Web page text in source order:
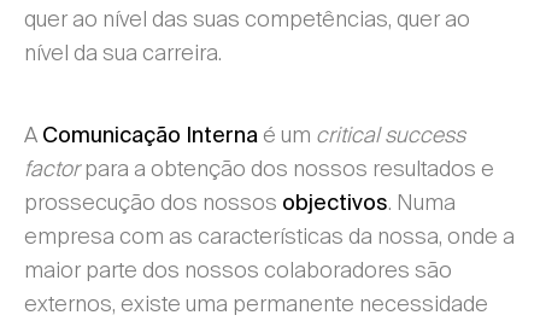
quer ao nível das suas competências, quer ao
nível da sua carreira.
A Comunicação Interna é um critical success
factorpara a obtenção dos nossos resultados e
prossecução dos nossos objectivos. Numa
empresa com as características da nossa, onde a
maior parte dos nossos colaboradores são
externos, existe uma permanente necessidade